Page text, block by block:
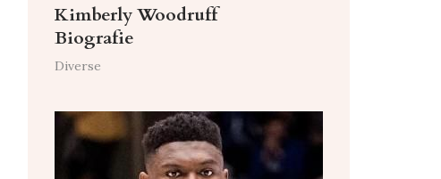
Kimberly Woodruff
Biografie
Diverse